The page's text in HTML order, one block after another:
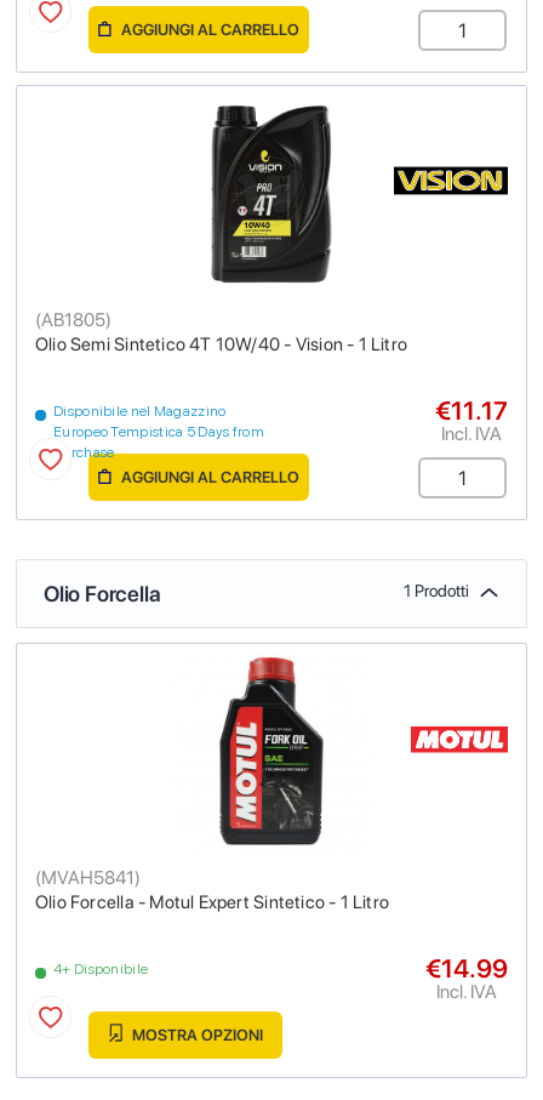
AGGIUNGI AL CARRELLO
Olio Semi Sintetico 4T 10W/40 - Vision - 1 Litro
(AB1805)
Disponibile nel Magazzino
Europeo Tempistica 5 Days from
purchase
€11.17
Incl. IVA
AGGIUNGI AL CARRELLO
Olio Forcella 1 Prodotti
Olio Forcella - Motul Expert Sintetico - 1 Litro
(MVAH5841)
4+ Disponibile €14.99
Incl. IVA
MOSTRA OPZIONI